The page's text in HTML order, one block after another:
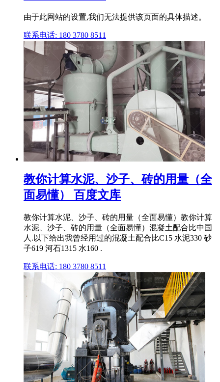
由于此网站的设置,我们无法提供该页面的具体描述。
联系电话: 180 3780 8511
教你计算水泥、沙子、砖的用量（全
面易懂） 百度文库
教你计算水泥、沙子、砖的用量（全面易懂）教你计算
水泥、沙子、砖的用量（全面易懂）混凝土配合比中国
人.以下给出我曾经用过的混凝土配合比C15 水泥330 砂
子619 河石1315 水160 .
联系电话: 180 3780 8511